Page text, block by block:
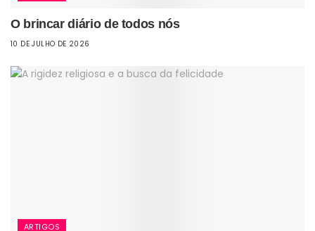
O brincar diário de todos nós
10 DE JULHO DE 2026
ARTIGOS